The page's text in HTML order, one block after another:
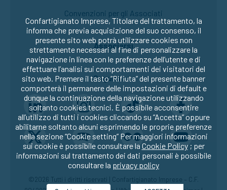
Convenzioni per gli Associati
Associarsi
Seguici su:
©2026 Tutti i diritti riservati | Confartigianato Imprese – C.F.
Confartigianato Imprese, Titolare del trattamento, la
informa che previa acquisizione del suo consenso, il
presente sito web potrà utilizzare cookies non
strettamente necessari al fine di personalizzare la
navigazione in linea con le preferenze dell’utente e di
effettuare l’analisi sui comportamenti dei visitatori del
sito web. Premere il tasto “Rifiuta” del presente banner
comporterà il permanere delle impostazioni di default e
dunque la continuazione della navigazione utilizzando
soltanto cookies tecnici. È possibile acconsentire
all’utilizzo di tutti i cookies cliccando su “Accetta” oppure
abilitarne soltanto alcuni esprimendo le proprie preferenze
nella sezione “Cookie setting” Per maggiori informazioni
sui cookie è possibile consultare la Cookie Policy; per
informazioni sul trattamento dei dati personali è possibile
consultare la privacy policy